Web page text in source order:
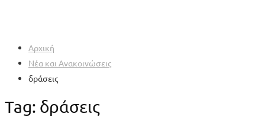
Αρχική
Νέα και Ανακοινώσεις
δράσεις
Tag: δράσεις